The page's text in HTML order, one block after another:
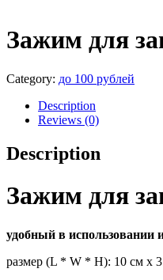
Зажим для
Category: до 100 рублей
Description
Reviews (0)
Description
Зажим для
удобный в использовании
размер (L * W * H): 10 см х